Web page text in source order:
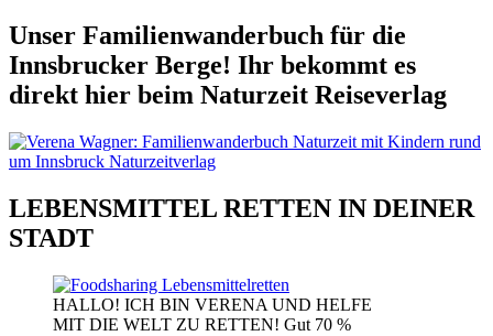
Unser Familienwanderbuch für die
Innsbrucker Berge! Ihr bekommt es
direkt hier beim Naturzeit Reiseverlag
LEBENSMITTEL RETTEN IN DEINER
STADT
HALLO! ICH BIN VERENA UND HELFE
MIT DIE WELT ZU RETTEN! Gut 70 %